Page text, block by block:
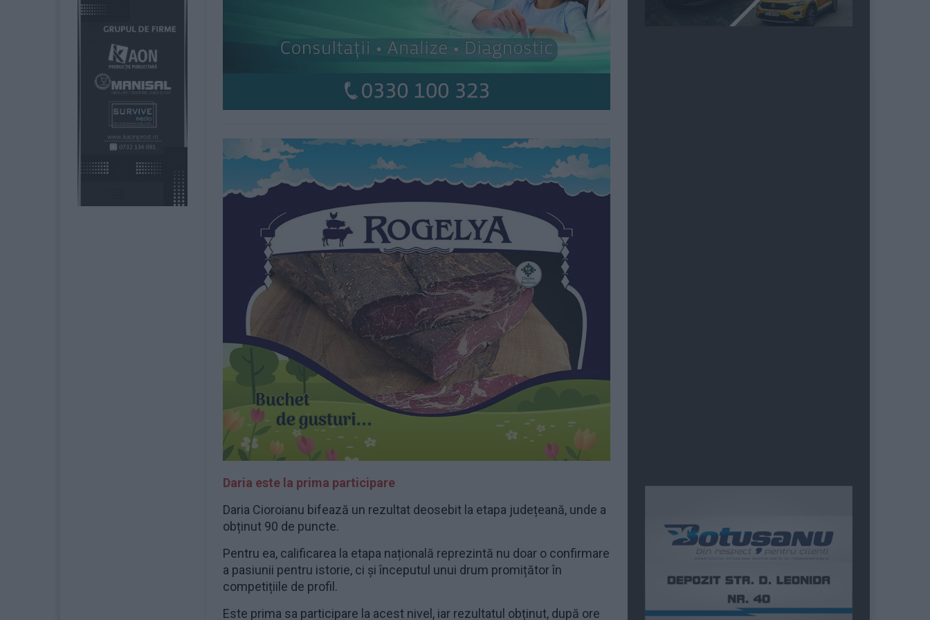
Daria este la prima participare
Daria Cioroianu bifează un rezultat deosebit la etapa județeană, unde a
obținut 90 de puncte.
Pentru ea, calificarea la etapa națională reprezintă nu doar o confirmare
a pasiunii pentru istorie, ci și începutul unui drum promițător în
competițiile de profil.
Este prima sa participare la acest nivel, iar rezultatul obținut, după ore